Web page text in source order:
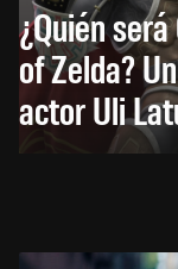
¿Quién
of Zelda?
actor Uli